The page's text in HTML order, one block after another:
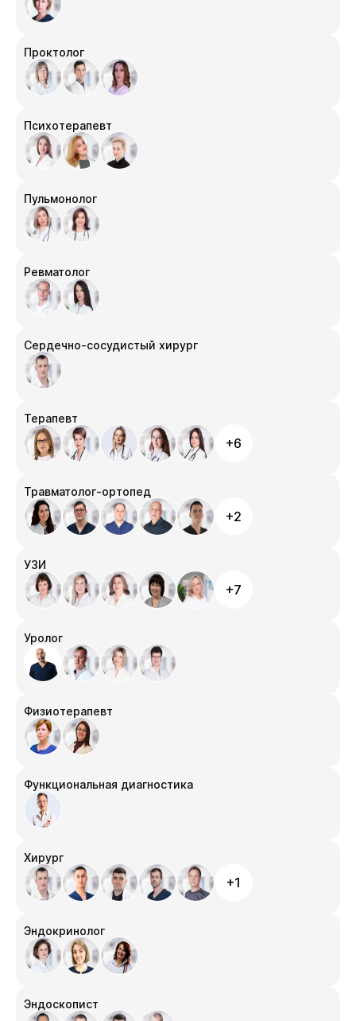
Проктолог
Психотерапевт
Пульмонолог
Ревматолог
Сердечно-сосудистый хирург
Терапевт
+6
Травматолог-ортопед
+2
УЗИ
+7
Уролог
Физиотерапевт
Функциональная диагностика
Хирург
+1
Эндокринолог
Эндоскопист